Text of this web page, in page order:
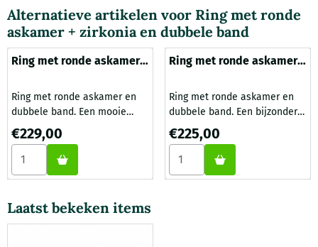
Alternatieve artikelen voor Ring met ronde
askamer + zirkonia en dubbele band
Ring met ronde askamer +
Ring met ronde askamer en
dubbele band. Een mooie
SeeYou ring met dubbele
band naar een ontwerp
van edelsmid Rob Leurs,
hierbij wordt klein beetje
de ronde askamer. Deze
crematie-as wordt door ons
Prijs: 229,00
€229,00
Aantal kiezen voor Ring met ronde askamer + zirkonia en
Ring met ronde askamer +
Ring met ronde askamer en
dubbele band. Een bijzonder
mooie SeeYou ring met
dubbele band naar een
ontwerp van edelsmid Rob
Leurs, hierbij wordt klein
Prijs: 225,00
€225,00
Aantal kiezen voor Ring
Laatst bekeken items